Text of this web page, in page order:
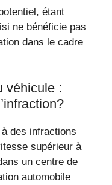
étant
ne bénéficie pas
dans le cadre
véhicule :
des infractions
supérieur à
un centre de
automobile